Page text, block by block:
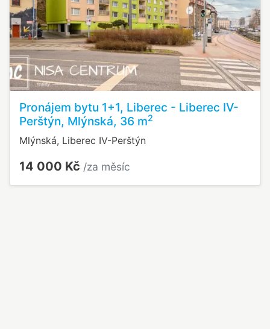
Pronájem bytu 1+1, Liberec - Liberec IV-
Perštýn, Mlýnská, 36 m2
Mlýnská, Liberec IV-Perštýn
14 000 Kč /za měsíc